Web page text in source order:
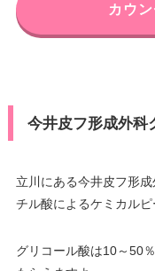
カウ
今井皮フ形成外科
立川にある今井皮フ形
チル酸によるケミカルピ
グリコール酸は10～50